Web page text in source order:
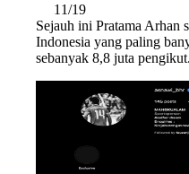
11/19
Sejauh ini Pratama Arhan
Indonesia yang paling
sebanyak 8,8 juta